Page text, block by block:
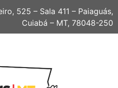
525 – Sala 411 – Paiaguás,
Cuiabá – MT, 78048-250